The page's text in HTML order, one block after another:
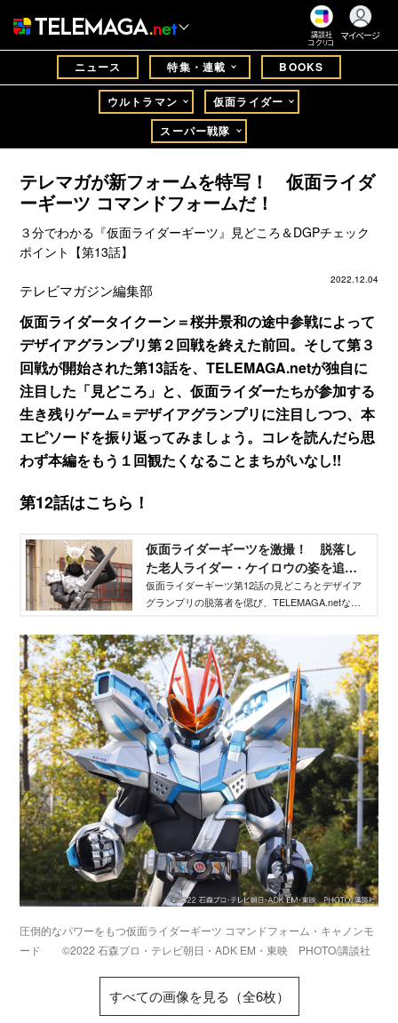
講談社
コクリコ
マイページ
ニュース 特集・連載 BOOKS
ウルトラマン
仮面ライダー
スーパー戦隊
テレマガが新フォームを特写！ 仮面ライダ
ーギーツ コマンドフォームだ！
３分でわかる『仮面ライダーギーツ』見どころ＆DGPチェック
ポイント【第13話】
2022.12.04
テレビマガジン編集部
仮面ライダータイクーン＝桜井景和の途中参戦によって
デザイアグランプリ第２回戦を終えた前回。そして第３
回戦が開始された第13話を、TELEMAGA.netが独自に
注目した「見どころ」と、仮面ライダーたちが参加する
生き残りゲーム＝デザイアグランプリに注目しつつ、本
エピソードを振り返ってみましょう。コレを読んだら思
わず本編をもう１回観たくなることまちがいなし!!
第12話はこちら！
仮面ライダーギーツを激撮！ 脱落し
た老人ライダー・ケイロウの姿を追
う！ - TELEMAGA.net｜講談社
仮面ライダーギーツ第12話の見どころとデザイア
グランプリの脱落者を偲び、TELEMAGA.netなら
で振り返ります。これを読めばもう１回本編を見
返したくなること請け合いです。
圧倒的なパワーをもつ仮面ライダーギーツ コマンドフォーム・キャノンモ
ード ©2022 石森プロ・テレビ朝日・ADK EM・東映 PHOTO/講談社
すべての画像を見る（全6枚）